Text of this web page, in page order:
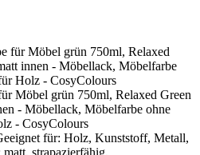
Möbel grün 750ml, Relaxed Green
- Möbellack, Möbelfarbe ohne
- CosyColours
für: Holz, Kunststoff, Metall,
strapazierfähig,